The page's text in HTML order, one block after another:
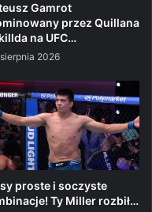
Gamrot
przez Quillana
na UFC…
2026
proste i soczyste
Ty Miller rozbił…